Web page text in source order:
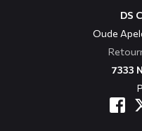
DS
Oude
7333